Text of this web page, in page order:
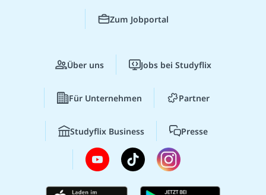
Zum Jobportal
Über uns Jobs bei Studyflix
Für Unternehmen Partner
Studyflix Business Presse